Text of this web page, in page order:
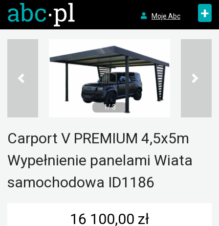
Moje Abc +
1/ 3
Carport V PREMIUM 4,5x5m
Wypełnienie panelami Wiata
samochodowa ID1186
16 100,00 zł